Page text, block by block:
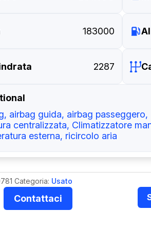
183000
2287
airbag guida, airbag
centralizzata, Climatizzatore
esterna, ricircolo aria
Categoria: Usato
Contattaci